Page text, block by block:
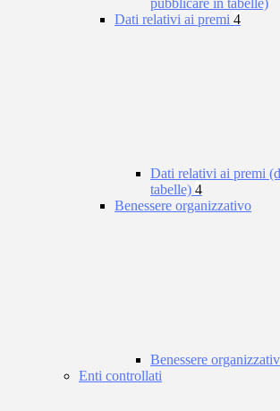
pubblicare in tabelle)
Dati relativi ai premi 4
Dati relativi ai premi
tabelle) 4
Benessere organizzativo
Benessere
Enti controllati